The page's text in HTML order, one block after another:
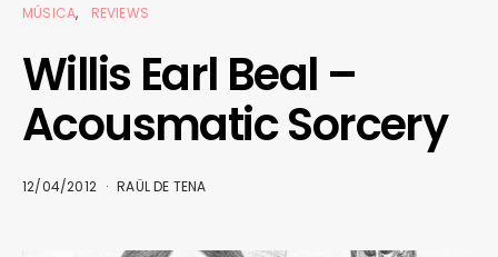
MÚSICA REVIEWS
Willis Earl Beal –
Acousmatic Sorcery
12/04/2012 RAÜL DE TENA